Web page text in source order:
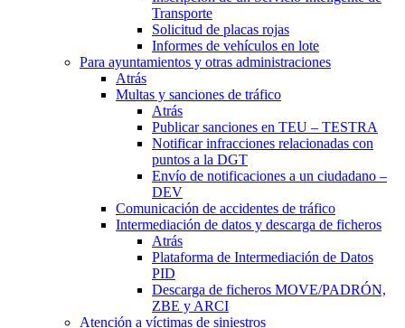
Transporte
Solicitud de placas rojas
Informes de vehículos en lote
Para ayuntamientos y otras administraciones
Atrás
Multas y sanciones de tráfico
Atrás
Publicar sanciones en TEU – TESTRA
Notificar infracciones relacionadas con
puntos a la DGT
Envío de notificaciones a un ciudadano –
DEV
Comunicación de accidentes de tráfico
Intermediación de datos y descarga de ficheros
Atrás
Plataforma de Intermediación de Datos
PID
Descarga de ficheros MOVE/PADRÓN,
ZBE y ARCI
Atención a víctimas de siniestros